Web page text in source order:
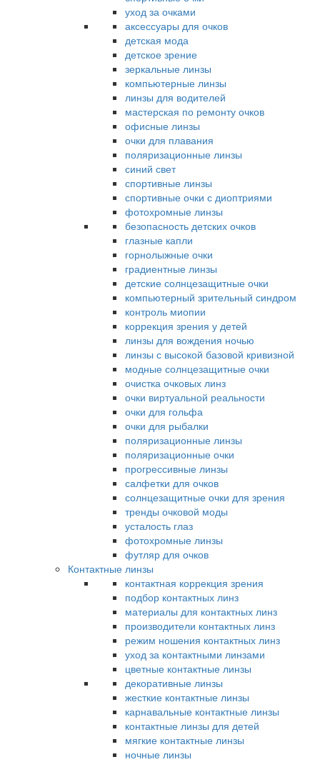
уход за очками
аксессуары для очков
детская мода
детское зрение
зеркальные линзы
компьютерные линзы
линзы для водителей
мастерская по ремонту очков
офисные линзы
очки для плавания
поляризационные линзы
синий свет
спортивные линзы
спортивные очки с диоптриями
фотохромные линзы
безопасность детских очков
глазные капли
горнолыжные очки
градиентные линзы
детские солнцезащитные очки
компьютерный зрительный синдром
контроль миопии
коррекция зрения у детей
линзы для вождения ночью
линзы с высокой базовой кривизной
модные солнцезащитные очки
очистка очковых линз
очки виртуальной реальности
очки для гольфа
очки для рыбалки
поляризационные линзы
поляризационные очки
прогрессивные линзы
салфетки для очков
солнцезащитные очки для зрения
тренды очковой моды
усталость глаз
фотохромные линзы
футляр для очков
Контактные линзы
контактная коррекция зрения
подбор контактных линз
материалы для контактных линз
производители контактных линз
режим ношения контактных линз
уход за контактными линзами
цветные контактные линзы
декоративные линзы
жесткие контактные линзы
карнавальные контактные линзы
контактные линзы для детей
мягкие контактные линзы
ночные линзы